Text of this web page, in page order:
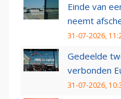
Einde van
neemt
31-07-2026,
Gedeelde
verbonden
31-07-2026,